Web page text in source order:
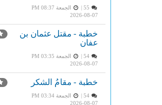
الجمعة PM 08:37
2026-08-07
خطبة - مقتل عثمان بن
عفان
54 |
الجمعة PM 03:35
2026-08-07
خطبة - مقامُ الشكر
54 |
الجمعة PM 03:34
2026-08-07